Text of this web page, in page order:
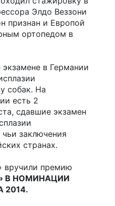
Элдо Веззони
признан и Европой
ортопедом в
в Германии
собак. На
есть 2
сдавшие экзамен
заключения
странах.
вручили премию
В НОМИНАЦИИ
2014.